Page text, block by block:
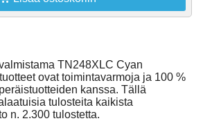
TN248XLC Cyan
ovat toimintavarmoja ja 100 %
kanssa. Tällä
tulosteita kaikista
n. 2.300 tulostetta.